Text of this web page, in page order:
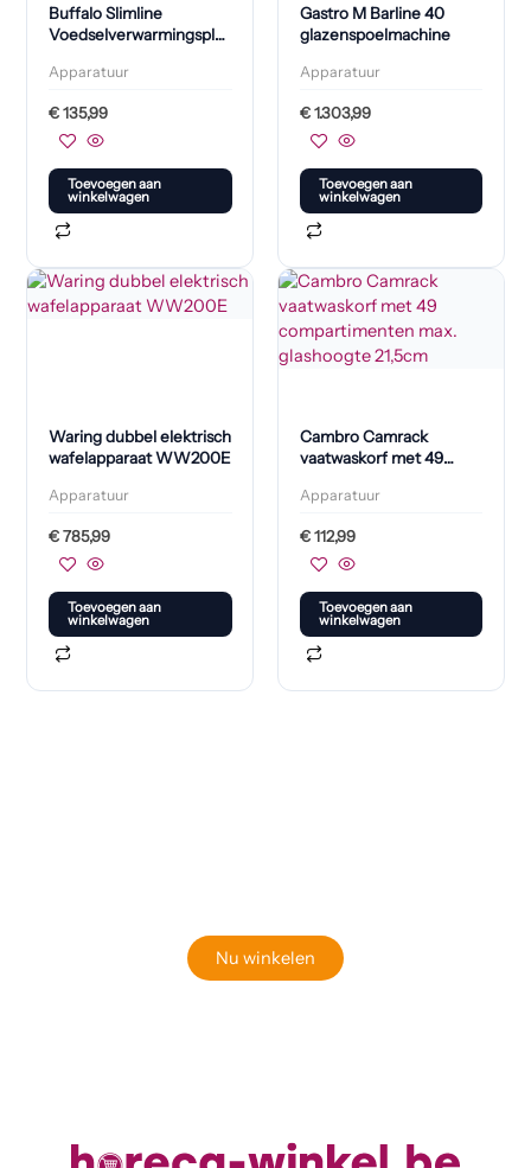
Buffalo Slimline
Voedselverwarmingsplaat
Apparatuur
€135,99
Toevoegen aan
winkelwagen
Gastro M Barline 40
glazenspoelmachine
Apparatuur
€1.303,99
Toevoegen aan
winkelwagen
Waring dubbel elektrisch
wafelapparaat WW200E
Apparatuur
€785,99
Toevoegen aan
winkelwagen
Cambro Camrack
vaatwaskorf met 49
glashoogte 21,5cm
Apparatuur
€112,99
Toevoegen aan
winkelwagen
Nu winkelen